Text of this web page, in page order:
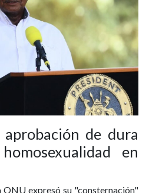
aprobación de dura
en
expresó su "consternación"